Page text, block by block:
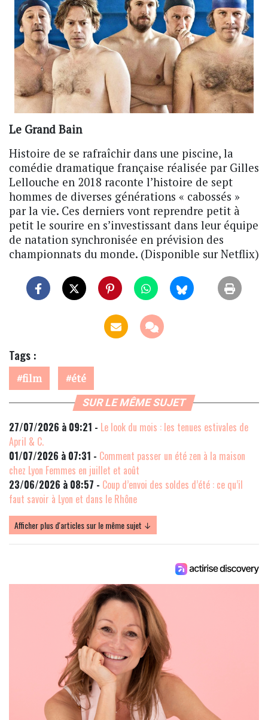
Le Grand Bain
Histoire de se rafraîchir dans une piscine, la
comédie dramatique française réalisée par Gilles
Lellouche en 2018 raconte l’histoire de sept
hommes de diverses générations « cabossés »
par la vie. Ces derniers vont reprendre petit à
petit le sourire en s’investissant dans leur équipe
de natation synchronisée en prévision des
championnats du monde. (Disponible sur Netflix)
Tags :
film été
SUR LE MÊME SUJET
27/07/2026 à 09:21 - Le look du mois : les tenues estivales de
April & C.
01/07/2026 à 07:31 - Comment passer un été zen à la maison
chez Lyon Femmes en juillet et août
23/06/2026 à 08:57 - Coup d’envoi des soldes d’été : ce qu’il
faut savoir à Lyon et dans le Rhône
Afficher plus d'articles sur le même sujet ↓